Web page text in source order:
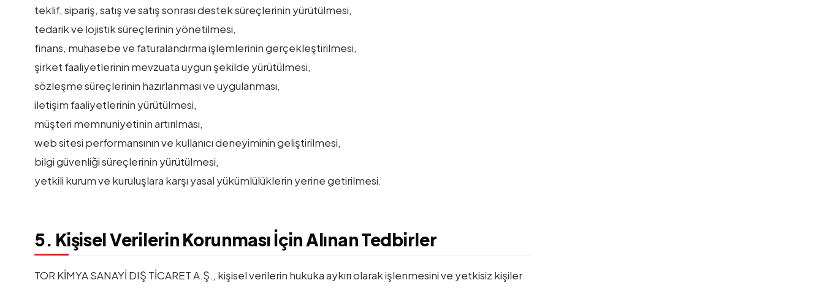
teklif, sipariş, satış ve satış sonrası destek süreçlerinin yürütülmesi,
tedarik ve lojistik süreçlerinin yönetilmesi,
finans, muhasebe ve faturalandırma işlemlerinin gerçekleştirilmesi,
şirket faaliyetlerinin mevzuata uygun şekilde yürütülmesi,
sözleşme süreçlerinin hazırlanması ve uygulanması,
iletişim faaliyetlerinin yürütülmesi,
müşteri memnuniyetinin artırılması,
web sitesi performansının ve kullanıcı deneyiminin geliştirilmesi,
bilgi güvenliği süreçlerinin yürütülmesi,
yetkili kurum ve kuruluşlara karşı yasal yükümlülüklerin yerine getirilmesi.
5. Kişisel Verilerin Korunması İçin Alınan Tedbirler
TOR KİMYA SANAYİ DIŞ TİCARET A.Ş., kişisel verilerin hukuka aykırı olarak işlenmesini ve yetkisiz kişiler